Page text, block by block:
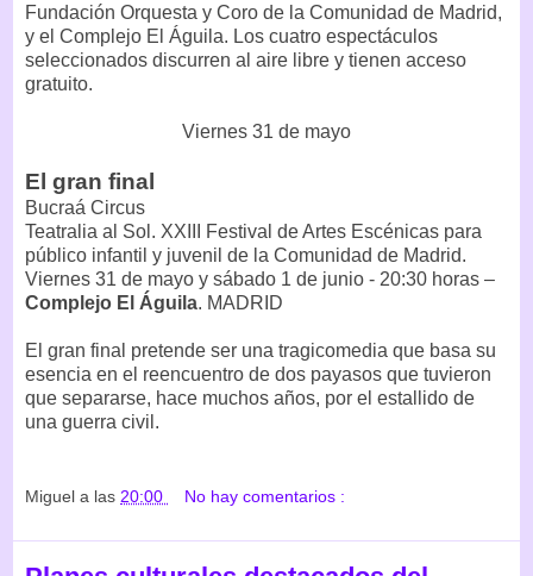
Fundación Orquesta y Coro de la Comunidad de Madrid,
y el Complejo El Águila. Los cuatro espectáculos
seleccionados discurren al aire libre y tienen acceso
gratuito.
Viernes 31 de mayo
El gran final
Bucraá Circus
Teatralia al Sol. XXIII Festival de Artes Escénicas para
público infantil y juvenil de la Comunidad de Madrid.
Viernes 31 de mayo y sábado 1 de junio - 20:30 horas –
Complejo El Águila. MADRID
El gran final pretende ser una tragicomedia que basa su
esencia en el reencuentro de dos payasos que tuvieron
que separarse, hace muchos años, por el estallido de
una guerra civil.
Miguel a las 20:00 No hay comentarios :